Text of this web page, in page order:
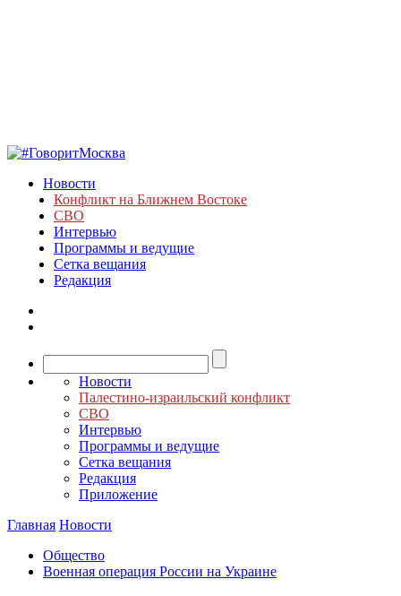
Новости
Конфликт на Ближнем Востоке
СВО
Интервью
Программы и ведущие
Сетка вещания
Редакция
Новости
Палестино-израильский конфликт
СВО
Интервью
Программы и ведущие
Сетка вещания
Редакция
Приложение
Главная Новости
Общество
Военная операция России на Украине